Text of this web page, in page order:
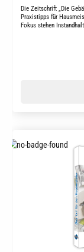
Die Zeitschrift „Die
Praxistipps für
Fokus stehen
Durchschnittliche